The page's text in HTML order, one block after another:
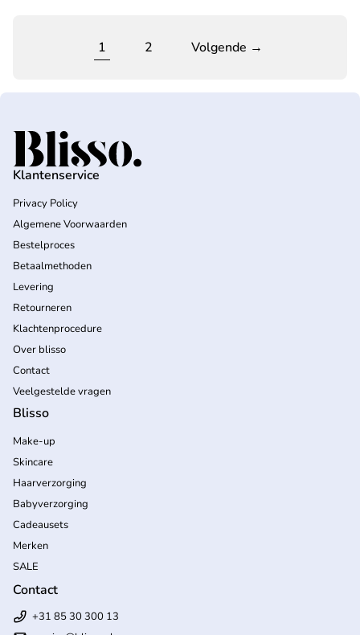
1 2 Volgende →
Home
Klantenservice
Privacy Policy
Algemene Voorwaarden
Bestelproces
Betaalmethoden
Levering
Retourneren
Klachtenprocedure
Over blisso
Contact
Veelgestelde vragen
Blisso
Make-up
Skincare
Haarverzorging
Babyverzorging
Cadeausets
Merken
SALE
Contact
+31 85 30 300 13